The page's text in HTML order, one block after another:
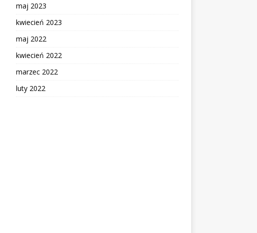
maj 2023
kwiecień 2023
maj 2022
kwiecień 2022
marzec 2022
luty 2022